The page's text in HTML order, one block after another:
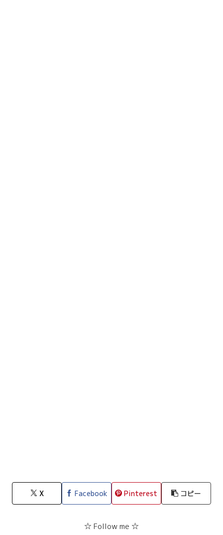
X Facebook Pinterest コピー
☆ Follow me ☆